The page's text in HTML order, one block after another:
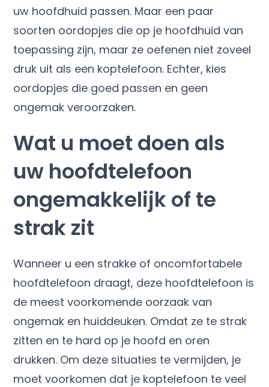
uw hoofdhuid passen. Maar een paar
soorten oordopjes die op je hoofdhuid van
toepassing zijn, maar ze oefenen niet zoveel
druk uit als een koptelefoon. Echter, kies
oordopjes die goed passen en geen
ongemak veroorzaken.
Wat u moet doen als
uw hoofdtelefoon
ongemakkelijk of te
strak zit
Wanneer u een strakke of oncomfortabele
hoofdtelefoon draagt, deze hoofdtelefoon is
de meest voorkomende oorzaak van
ongemak en huiddeuken. Omdat ze te strak
zitten en te hard op je hoofd en oren
drukken. Om deze situaties te vermijden, je
moet voorkomen dat je koptelefoon te veel